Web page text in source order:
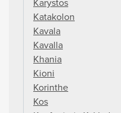
Karystos
Katakolon
Kavala
Kavalla
Khania
Kioni
Korinthe
Kos